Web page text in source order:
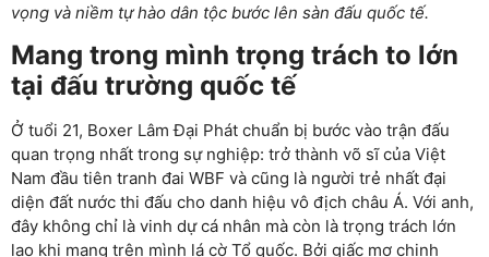
vọng và niềm tự hào dân tộc bước lên sàn đấu quốc tế.
Mang trong mình trọng trách to lớn
tại đấu trường quốc tế
Ở tuổi 21, Boxer Lâm Đại Phát chuẩn bị bước vào trận đấu
quan trọng nhất trong sự nghiệp: trở thành võ sĩ của Việt
Nam đầu tiên tranh đai WBF và cũng là người trẻ nhất đại
diện đất nước thi đấu cho danh hiệu vô địch châu Á. Với anh,
đây không chỉ là vinh dự cá nhân mà còn là trọng trách lớn
lao khi mang trên mình lá cờ Tổ quốc. Bởi giấc mơ chinh